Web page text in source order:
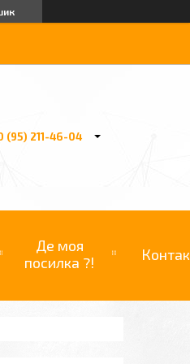
(95) 211-46-04
Де моя
посилка ?!